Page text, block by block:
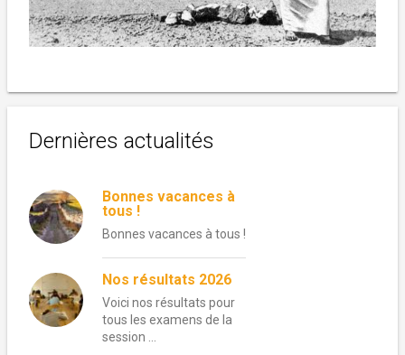
Dernières actualités
Bonnes vacances à
tous !
Bonnes vacances à tous !
Nos résultats 2026
Voici nos résultats pour
tous les examens de la
session …